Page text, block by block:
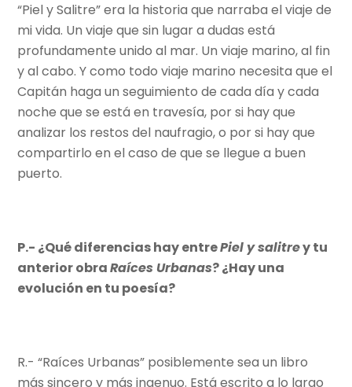
“Piel y Salitre” era la historia que narraba el viaje de
mi vida. Un viaje que sin lugar a dudas está
profundamente unido al mar. Un viaje marino, al fin
y al cabo. Y como todo viaje marino necesita que el
Capitán haga un seguimiento de cada día y cada
noche que se está en travesía, por si hay que
analizar los restos del naufragio, o por si hay que
compartirlo en el caso de que se llegue a buen
puerto.
P.- ¿Qué diferencias hay entrePiel y salitrey tu
anterior obraRaíces Urbanas? ¿Hay una
evolución en tu poesía?
R.- “Raíces Urbanas” posiblemente sea un libro
más sincero y más ingenuo. Está escrito a lo largo